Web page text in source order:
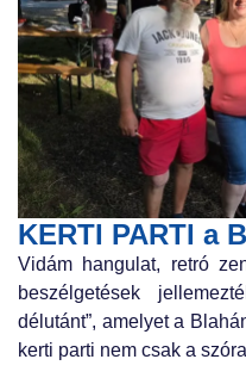
KERTI PARTI a
Vidám hangulat, retró
beszélgetések
délutánt”, amelyet a
kerti parti nem csak a